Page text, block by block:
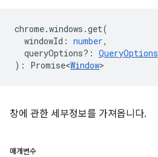
chrome.windows .get(
windowId : number,
queryOptions? : QueryOptions
) : Promise<Window>
창에 관한 세부정보를 가져옵니다.
매개변수